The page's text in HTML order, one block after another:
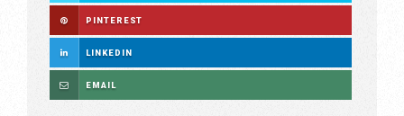
PINTEREST
LINKEDIN
EMAIL